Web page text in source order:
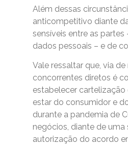
Além dessas
anticompetitivo diante
sensíveis entre as
dados pessoais – e de
Vale ressaltar que, via
concorrentes diretos é
estabelecer
estar do consumidor e
durante a pandemia de
negócios, diante de uma
autorização do acordo